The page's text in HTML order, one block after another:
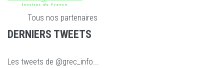
Tous nos partenaires
DERNIERS TWEETS
Les tweets de @grec_info...